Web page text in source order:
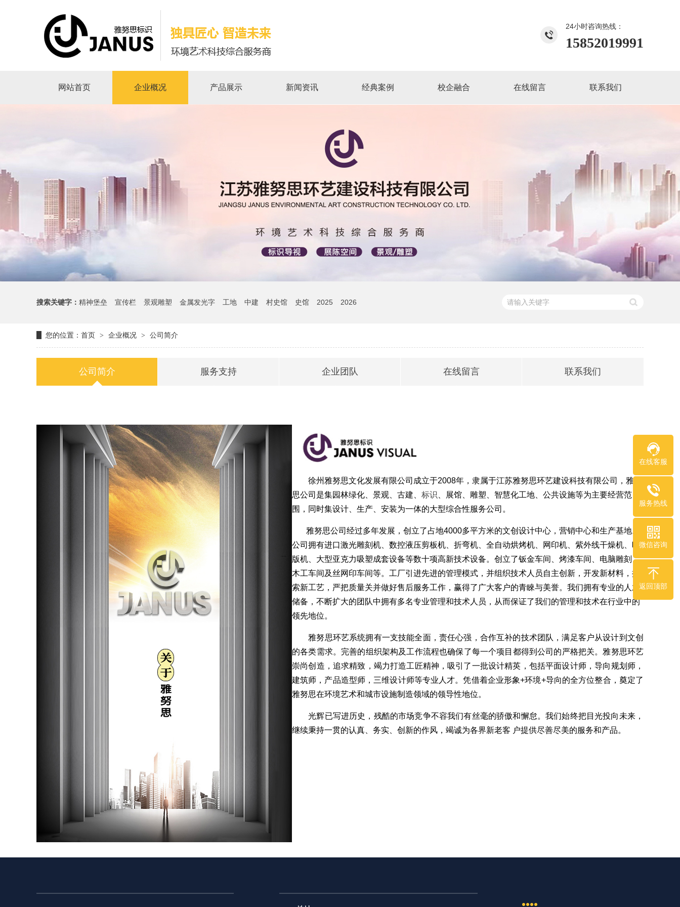
24小时咨询热线：
15852019991
网站首页 企业概况 产品展示 新闻资讯 经典案例 校企融合 在线留言 联系我们
搜索关键字： 精神堡垒 宣传栏 景观雕塑 金属发光字 工地 中建 村史馆 史馆 2025 2026
您的位置： 首页 > 企业概况 > 公司简介
公司简介 服务支持 企业团队 在线留言 联系我们
徐州雅努思文化发展有限公司成立于2008年，隶属于江苏雅努思环艺建设科技有限公司，雅努
思公司是集园林绿化、景观、古建、 标识 、展馆、雕塑、智慧化工地、 公共设施等为主要经营范
围， 同时集设计、生产、安装为一体的大型综合性服务公司。
雅努思公司经过多年发展，创立了占地4000多平方米的文创设计中心，营销中心和生产基地。
公司拥有进口激光雕刻机、 数控液压剪板机、折弯机、全自动烘烤机、网印机、紫外线干燥机、晒
版机、大型亚克力吸塑成套设备等数十项高新技术设备。 创立了钣金车间、烤漆车间、电脑雕刻、
木工车间及丝网印车间等。工厂引进先进的管理模式，并组织技术人员自主创新，开发新材料，探
索新工艺，严把质量关并做好售后服务工作，赢得了广大客户的青睞与美誉。我们拥有专业的人才
储备，不断扩大的团队中拥有多名专业管理和技术人员，从而保证了我们的管理和技术在行业中的
领先地位。
雅努思环艺系统拥有一支技能全面，责任心强，合作互补的技术团队，满足客户从设计到文创
的各类需求。完善的组织架构及工作流程也确保了每一个项 目都得到公司的严格把关。雅努思环艺
崇尚创造，追求精致，竭力打造工匠精神，吸引了一批设计精英，包括平面设计师，导向规划师，
建筑师，产品造型师，三维设计师等专业人才。凭借着企业形象+环境+导向的全方位整合，奠定了
雅努思在环境艺术和城市设施制造领域的领导性地位。
光辉已写进历史，残酷的市场竞争不容我们有丝毫的骄傲和懈怠。我们始终把目光投向未来，
继续秉持一贯的认真、务实、创 新的作风，竭诚为各界新老客 户提供尽善尽美的服务和产品。
在线客服
服务热线
微信咨询
返回顶部